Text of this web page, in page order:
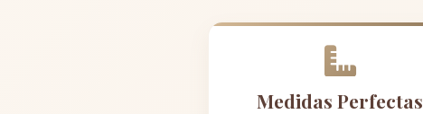
Medidas Perfectas